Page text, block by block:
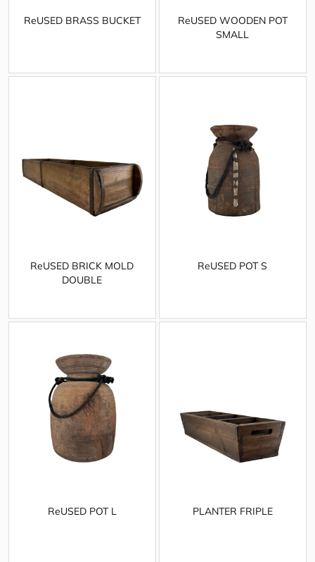
ReUSED BRASS BUCKET
ReUSED WOODEN POT
SMALL
ReUSED BRICK MOLD
DOUBLE
ReUSED POT S
ReUSED POT L PLANTER FRIPLE